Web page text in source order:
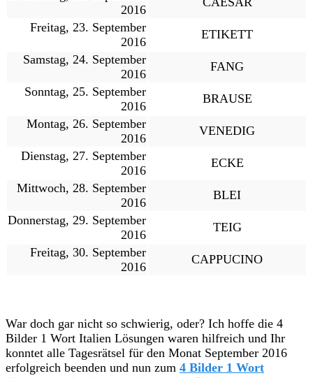
2016
Freitag, 23. September
2016
ETIKETT
Samstag, 24. September
2016
FANG
Sonntag, 25. September
2016
BRAUSE
Montag, 26. September
2016
VENEDIG
Dienstag, 27. September
2016
ECKE
Mittwoch, 28. September
2016
BLEI
Donnerstag, 29. September
2016
TEIG
Freitag, 30. September
2016
CAPPUCINO
War doch gar nicht so schwierig, oder? Ich hoffe die 4
Bilder 1 Wort Italien Lösungen waren hilfreich und Ihr
konntet alle Tagesrätsel für den Monat September 2016
erfolgreich beenden und nun zum 4 Bilder 1 Wort